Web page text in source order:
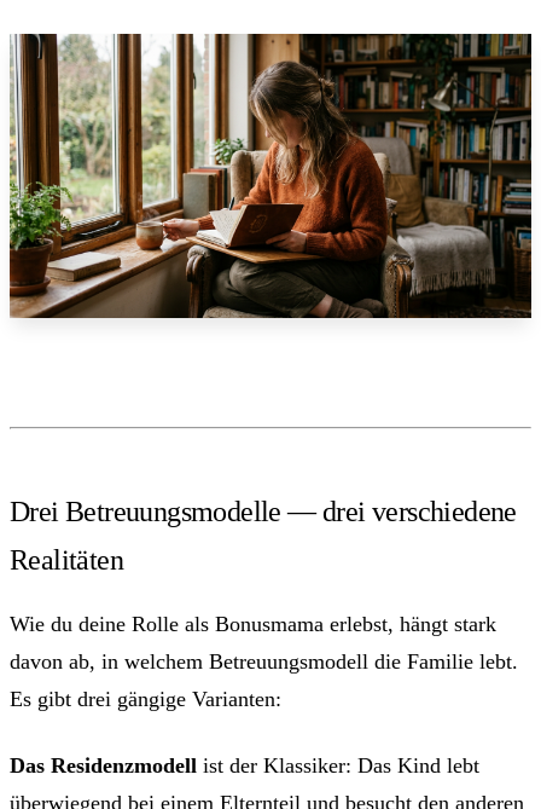
Drei Betreuungsmodelle — drei verschiedene
Realitäten
Wie du deine Rolle als Bonusmama erlebst, hängt stark
davon ab, in welchem Betreuungsmodell die Familie lebt.
Es gibt drei gängige Varianten:
Das Residenzmodell ist der Klassiker: Das Kind lebt
überwiegend bei einem Elternteil und besucht den anderen